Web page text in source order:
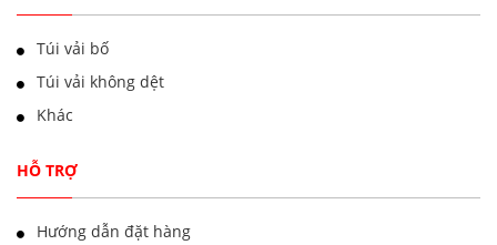
Túi vải bố
Túi vải không dệt
Khác
HỖ TRỢ
Hướng dẫn đặt hàng